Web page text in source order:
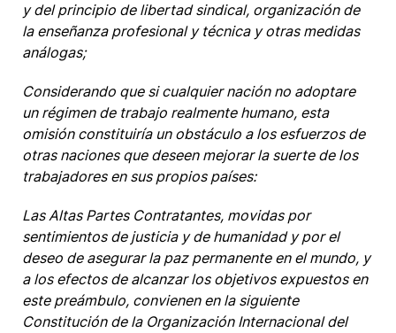
y del principio de libertad sindical, organización de
la enseñanza profesional y técnica y otras medidas
análogas;
Considerando que si cualquier nación no adoptare
un régimen de trabajo realmente humano, esta
omisión constituiría un obstáculo a los esfuerzos de
otras naciones que deseen mejorar la suerte de los
trabajadores en sus propios países:
Las Altas Partes Contratantes, movidas por
sentimientos de justicia y de humanidad y por el
deseo de asegurar la paz permanente en el mundo, y
a los efectos de alcanzar los objetivos expuestos en
este preámbulo, convienen en la siguiente
Constitución de la Organización Internacional del